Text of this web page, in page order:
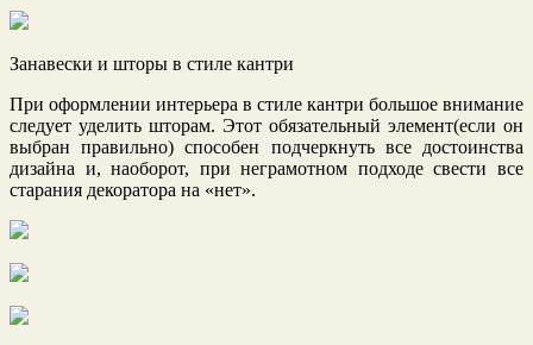
Занавески и шторы в стиле кантри
При оформлении интерьера в стиле кантри большое внимание
следует уделить шторам. Этот обязательный элемент(если он
выбран правильно) способен подчеркнуть все достоинства
дизайна и, наоборот, при неграмотном подходе свести все
старания декоратора на «нет».